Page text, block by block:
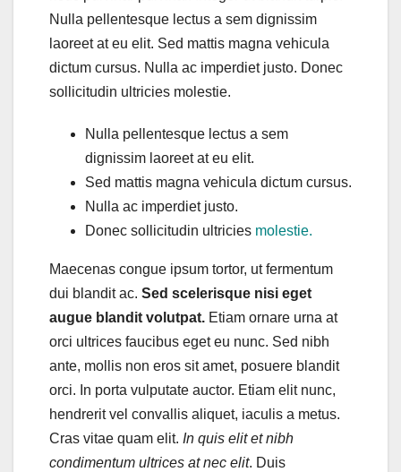
Nulla pellentesque lectus a sem dignissim
laoreet at eu elit. Sed mattis magna vehicula
dictum cursus. Nulla ac imperdiet justo. Donec
sollicitudin ultricies molestie.
Nulla pellentesque lectus a sem
dignissim laoreet at eu elit.
Sed mattis magna vehicula dictum cursus.
Nulla ac imperdiet justo.
Donec sollicitudin ultricies molestie.
Maecenas congue ipsum tortor, ut fermentum
dui blandit ac. Sed scelerisque nisi eget
augue blandit volutpat. Etiam ornare urna at
orci ultrices faucibus eget eu nunc. Sed nibh
ante, mollis non eros sit amet, posuere blandit
orci. In porta vulputate auctor. Etiam elit nunc,
hendrerit vel convallis aliquet, iaculis a metus.
Cras vitae quam elit. In quis elit et nibh
condimentum ultrices at nec elit. Duis